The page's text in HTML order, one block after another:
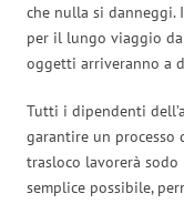
che nulla si danneggi.
per il lungo viaggio da
oggetti arriveranno a
Tutti i dipendenti
garantire un processo
trasloco lavorerà
semplice possibile,